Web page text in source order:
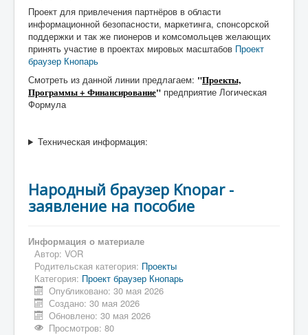
Проект для привлечения партнёров в области
информационной безопасности, маркетинга, спонсорской
поддержки и так же пионеров и комсомольцев желающих
принять участие в проектах мировых масштабов Проект
браузер Кнопарь
Смотреть из данной линии предлагаем: "Проекты,
Программы + Финансирование" предприятие Логическая
Формула
Техническая информация:
Народный браузер Knopar -
заявление на пособие
Информация о материале
Автор: VOR
Родительская категория: Проекты
Категория: Проект браузер Кнопарь
Опубликовано: 30 мая 2026
Создано: 30 мая 2026
Обновлено: 30 мая 2026
Просмотров: 80